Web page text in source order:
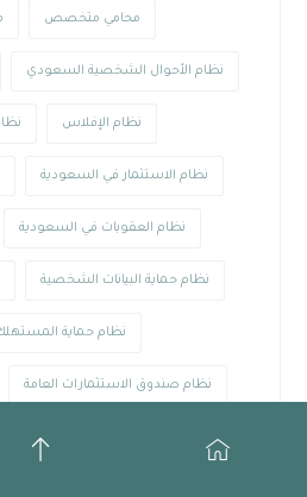
محامي متخصص
نظام الأحوال الشخصية السعودي
نظام الإفلاس
نظام الاستثمار في السعودية
نظام العقوبات في السعودية
نظام حماية البيانات الشخصية
نظام حماية
نظام صندوق الاستثمارات العامة
نظام مكافحة الجرائم المعلوماتية